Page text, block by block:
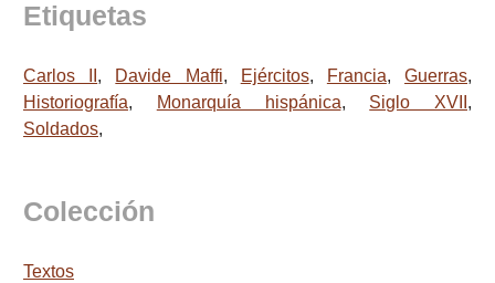
Etiquetas
Carlos II , Davide Maffi, Ejércitos, Francia,Guerras,
Historiografía, Monarquía hispánica, Siglo XVII ,
Soldados,
Colección
Textos